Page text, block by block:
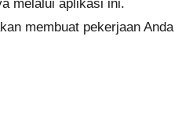
yang ada di dalam aplikasi
dari itu ini juga bisa
Anda melaporkan kondisi
yang ada di dalam bisnis